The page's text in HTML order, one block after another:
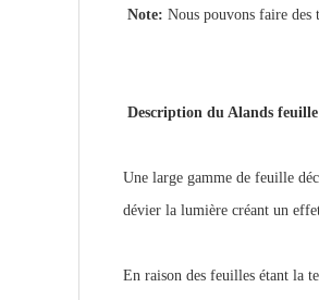
Note: Nous pouvons faire des
Description du Alands
Une large gamme de feuille
dévier la lumière créant un
En raison des feuilles étant la